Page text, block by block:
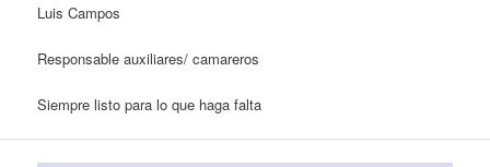
Luis Campos
Responsable auxiliares/ camareros
Siempre listo para lo que haga falta